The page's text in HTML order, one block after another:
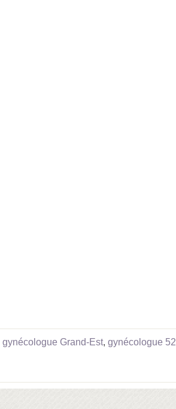
gynécologue Grand-Est, gynécologue 52